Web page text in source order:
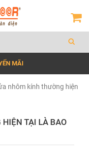
MÃI
nhôm kính thường hiện
TẠI LÀ BAO